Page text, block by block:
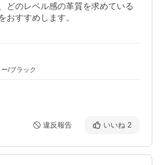
どのレベル感の革質を求めている
/ブラック
違反報告 いいね 2